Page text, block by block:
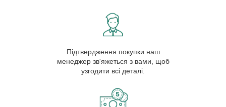
Підтвердження покупки наш
менеджер зв'яжеться з вами, щоб
узгодити всі деталі.